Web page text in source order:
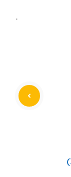
ᐧ